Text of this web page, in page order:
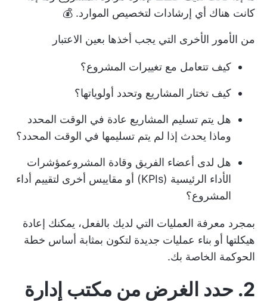
كانت هناك أي إرشادات لتخصيص الموارد. 💰
من الأمور الأخرى التي يجب أخذها بعين الاعتبار
كيف تتعامل مع تغييرات المشروع؟
كيف تختار المشاريع وتحدد أولوياتها؟
هل يتم تسليم المشاريع عادة في الوقت المحدد
وماذا يحدث إذا لم يتم تسليمها في الوقت المحدد؟
هل لدى أعضاء الفريق وقادة المشروعمؤشرات
الأداء الرئيسية
(KPIs) أو مقاييس أخرى لتقييم أداء
المشروع؟
بمجرد معرفة العمليات التي لديك بالفعل، يمكنك إعادة
هيكلتها أو بناء عمليات جديدة لتكون بمثابة أساس خطة
الحوكمة الخاصة بك.
2. حدد الغرض من
مكتب إدارة